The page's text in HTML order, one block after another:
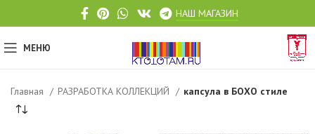
НАШ МАГАЗИН
МЕНЮ
Главная РАЗРАБОТКА КОЛЛЕКЦИЙ капсула в БОХО стиле